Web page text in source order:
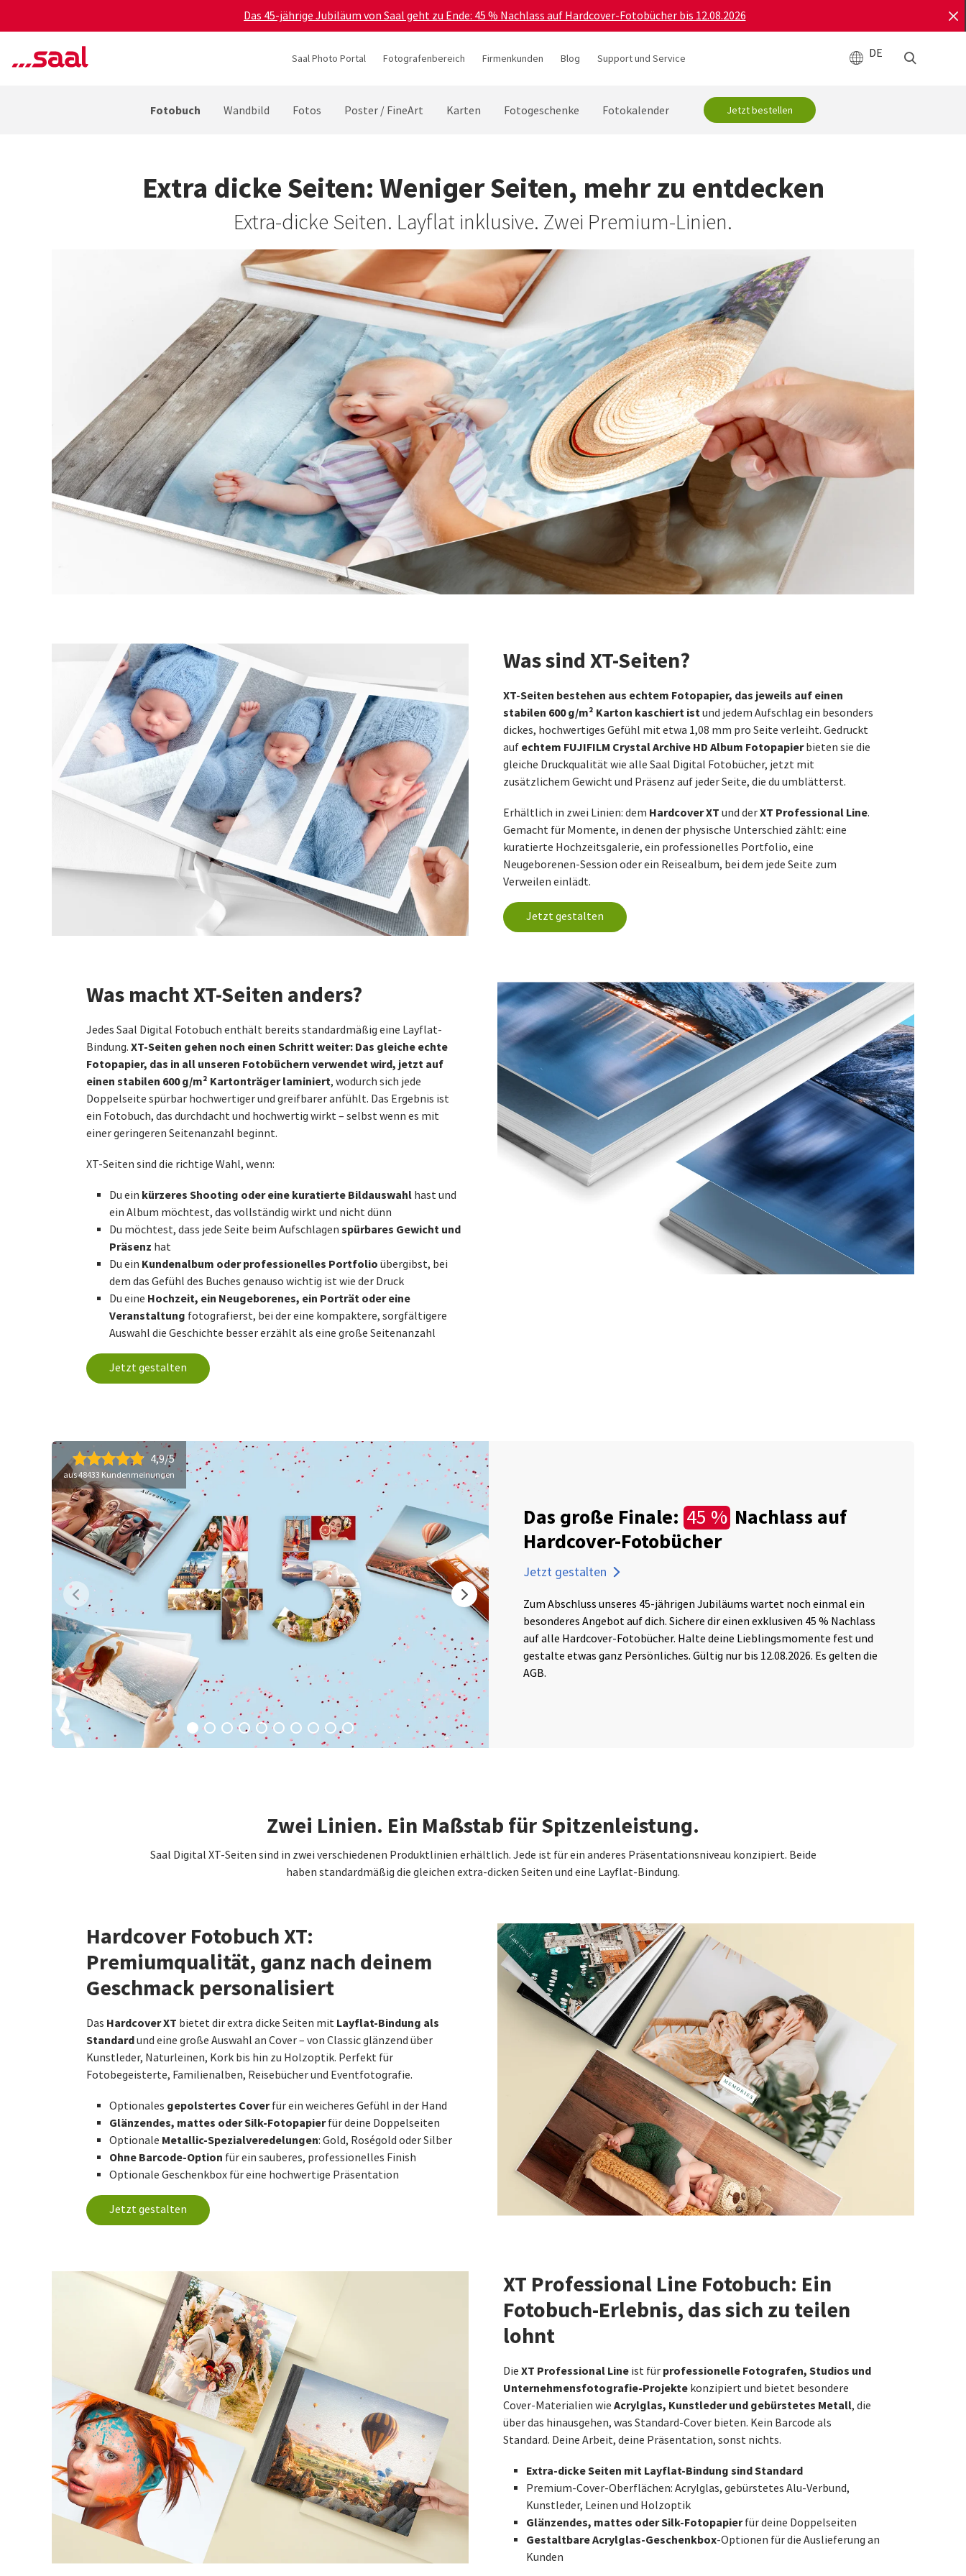
Das 45-jährige Jubiläum von Saal geht zu Ende: 45 % Nachlass auf Hardcover-Fotobücher bis 12.08.2026
Saal Photo Portal Fotografenbereich Firmenkunden Blog Support und Service DE
Fotobuch Wandbild Fotos Poster / FineArt Karten Fotogeschenke Fotokalender Jetzt bestellen
Extra dicke Seiten: Weniger Seiten, mehr zu entdecken
Extra-dicke Seiten. Layflat inklusive. Zwei Premium-Linien.
Was sind XT-Seiten?
XT-Seiten bestehen aus echtem Fotopapier, das jeweils auf einen
stabilen 600 g/m² Karton kaschiert istund jedem Aufschlag ein besonders
dickes, hochwertiges Gefühl mit etwa 1,08 mm pro Seite verleiht. Gedruckt
auf echtem FUJIFILM Crystal Archive HD Album Fotopapierbieten sie die
gleiche Druckqualität wie alle Saal Digital Fotobücher, jetzt mit
zusätzlichem Gewicht und Präsenz auf jeder Seite, die du umblätterst.
Erhältlich in zwei Linien: dem Hardcover XT und derXT Professional Line.
Gemacht für Momente, in denen der physische Unterschied zählt: eine
kuratierte Hochzeitsgalerie, ein professionelles Portfolio, eine
Neugeborenen-Session oder ein Reisealbum, bei dem jede Seite zum
Verweilen einlädt.
Jetzt gestalten
Was macht XT-Seiten anders?
Jedes Saal Digital Fotobuch enthält bereits standardmäßig eine Layflat-
Bindung. XT-Seiten gehen noch einen Schritt weiter: Das gleiche echte
Fotopapier, das in all unseren Fotobüchern verwendet wird, jetzt auf
einen stabilen 600 g/m² Kartonträger laminiert, wodurch sich jede
Doppelseite spürbar hochwertiger und greifbarer anfühlt. Das Ergebnis ist
ein Fotobuch, das durchdacht und hochwertig wirkt – selbst wenn es mit
einer geringeren Seitenanzahl beginnt.
XT-Seiten sind die richtige Wahl, wenn:
Du ein kürzeres Shooting oder eine kuratierte Bildauswahl hast und
ein Album möchtest, das vollständig wirkt und nicht dünn
Du möchtest, dass jede Seite beim Aufschlagen spürbares Gewicht und
Präsenz hat
Du ein Kundenalbum oder professionelles Portfolio übergibst, bei
dem das Gefühl des Buches genauso wichtig ist wie der Druck
Du eine Hochzeit, ein Neugeborenes, ein Porträt oder eine
Veranstaltung fotografierst, bei der eine kompaktere, sorgfältigere
Auswahl die Geschichte besser erzählt als eine große Seitenanzahl
Jetzt gestalten
4,9/5
aus 48433 Kundenmeinungen
Das große Finale: 45 % Nachlass auf
Hardcover-Fotobücher
Jetzt gestalten
Zum Abschluss unseres 45-jährigen Jubiläums wartet noch einmal ein
besonderes Angebot auf dich. Sichere dir einen exklusiven 45 % Nachlass
auf alle Hardcover-Fotobücher. Halte deine Lieblingsmomente fest und
gestalte etwas ganz Persönliches. Gültig nur bis 12.08.2026. Es gelten die
AGB.
Zwei Linien. Ein Maßstab für Spitzenleistung.
Saal Digital XT-Seiten sind in zwei verschiedenen Produktlinien erhältlich. Jede ist für ein anderes Präsentationsniveau konzipiert. Beide
haben standardmäßig die gleichen extra-dicken Seiten und eine Layflat-Bindung.
Hardcover Fotobuch XT:
Premiumqualität, ganz nach deinem
Geschmack personalisiert
Das Hardcover XT bietet dir extra dicke Seiten mit Layflat-Bindung als
Standardund eine große Auswahl an Cover – von Classic glänzend über
Kunstleder, Naturleinen, Kork bis hin zu Holzoptik. Perfekt für
Fotobegeisterte, Familienalben, Reisebücher und Eventfotografie.
Optionales gepolstertes Coverfür ein weicheres Gefühl in der Hand
Glänzendes, mattes oder Silk-Fotopapierfür deine Doppelseiten
Optionale Metallic-Spezialveredelungen: Gold, Roségold oder Silber
Ohne Barcode-Option für ein sauberes, professionelles Finish
Optionale Geschenkbox für eine hochwertige Präsentation
Jetzt gestalten
XT Professional Line Fotobuch: Ein
Fotobuch-Erlebnis, das sich zu teilen
lohnt
Die XT Professional Line ist für professionelle Fotografen, Studios und
Unternehmensfotografie-Projekte konzipiert und bietet besondere
Cover-Materialien wie Acrylglas, Kunstleder und gebürstetes Metall, die
über das hinausgehen, was Standard-Cover bieten. Kein Barcode als
Standard. Deine Arbeit, deine Präsentation, sonst nichts.
Extra-dicke Seiten mit Layflat-Bindung sind Standard
Premium-Cover-Oberflächen: Acrylglas, gebürstetes Alu-Verbund,
Kunstleder, Leinen und Holzoptik
Glänzendes, mattes oder Silk-Fotopapierfür deine Doppelseiten
Gestaltbare Acrylglas-Geschenkbox-Optionen für die Auslieferung an
Kunden